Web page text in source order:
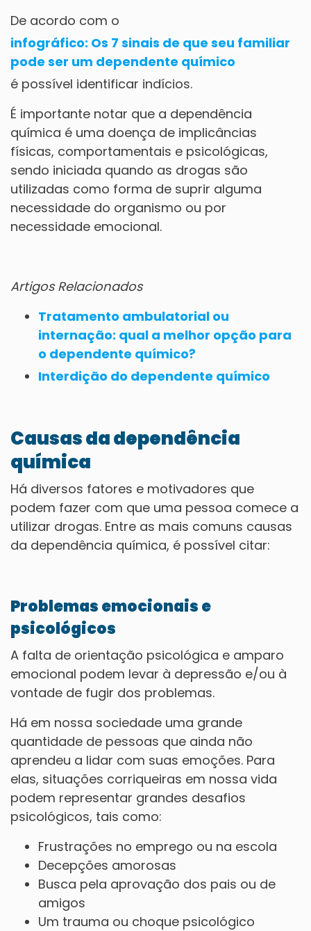
De acordo com o
infográfico: Os 7 sinais de que seu familiar
pode ser um dependente químico
é possível identificar indícios.
É importante notar que a dependência
química é uma doença de implicâncias
físicas, comportamentais e psicológicas,
sendo iniciada quando as drogas são
utilizadas como forma de suprir alguma
necessidade do organismo ou por
necessidade emocional.
Artigos Relacionados
Tratamento ambulatorial ou
internação: qual a melhor opção para
o dependente químico?
Interdição do dependente químico
Causas da dependência
química
Há diversos fatores e motivadores que
podem fazer com que uma pessoa comece a
utilizar drogas. Entre as mais comuns causas
da dependência química, é possível citar:
Problemas emocionais e
psicológicos
A falta de orientação psicológica e amparo
emocional podem levar à depressão e/ou à
vontade de fugir dos problemas.
Há em nossa sociedade uma grande
quantidade de pessoas que ainda não
aprendeu a lidar com suas emoções. Para
elas, situações corriqueiras em nossa vida
podem representar grandes desafios
psicológicos, tais como:
Frustrações no emprego ou na escola
Decepções amorosas
Busca pela aprovação dos pais ou de
amigos
Um trauma ou choque psicológico